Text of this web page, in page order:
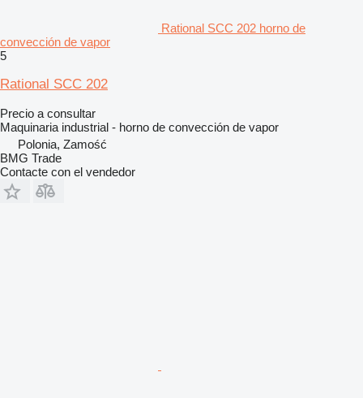
Rational SCC 202 horno de
convección de vapor
5
Rational SCC 202
Precio a consultar
Maquinaria industrial - horno de convección de vapor
Polonia, Zamość
BMG Trade
Contacte con el vendedor